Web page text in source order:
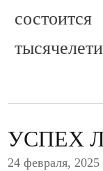
УСПЕХ
24 февраля, 2025